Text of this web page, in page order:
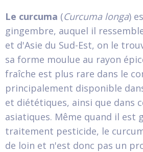
Le curcuma (Curcuma longa)
gingembre, auquel il
et d'Asie du Sud-Est, on le
sa forme moulue au rayon
fraîche est plus rare dans le
principalement disponible
et diététiques, ainsi que dans
asiatiques. Même quand il est
traitement pesticide, le
de loin et n'est donc pas un